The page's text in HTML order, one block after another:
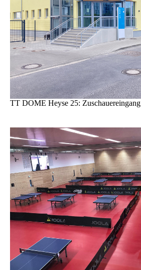
TT DOME Heyse 25: Zuschauereingang